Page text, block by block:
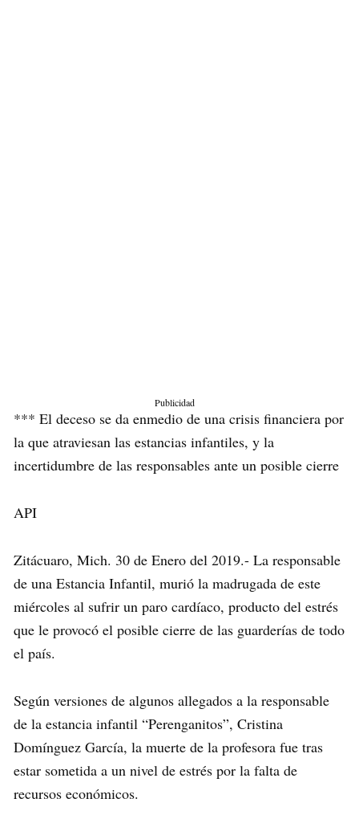
Publicidad
*** El deceso se da enmedio de una crisis financiera por
la que atraviesan las estancias infantiles, y la
incertidumbre de las responsables ante un posible cierre
API
Zitácuaro, Mich. 30 de Enero del 2019.- La responsable
de una Estancia Infantil, murió la madrugada de este
miércoles al sufrir un paro cardíaco, producto del estrés
que le provocó el posible cierre de las guarderías de todo
el país.
Según versiones de algunos allegados a la responsable
de la estancia infantil “Perenganitos”, Cristina
Domínguez García, la muerte de la profesora fue tras
estar sometida a un nivel de estrés por la falta de
recursos económicos.